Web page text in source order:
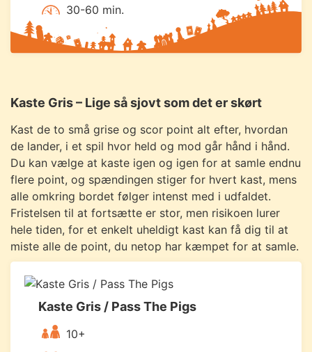
30-60 min.
Kaste Gris – Lige så sjovt som det er skørt
Kast de to små grise og scor point alt efter, hvordan
de lander, i et spil hvor held og mod går hånd i hånd.
Du kan vælge at kaste igen og igen for at samle endnu
flere point, og spændingen stiger for hvert kast, mens
alle omkring bordet følger intenst med i udfaldet.
Fristelsen til at fortsætte er stor, men risikoen lurer
hele tiden, for et enkelt uheldigt kast kan få dig til at
miste alle de point, du netop har kæmpet for at samle.
Kaste Gris / Pass The Pigs
10+